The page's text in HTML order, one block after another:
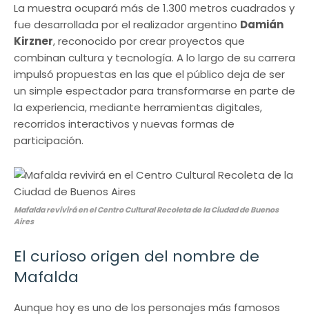
La muestra ocupará más de 1.300 metros cuadrados y
fue desarrollada por el realizador argentino Damián
Kirzner, reconocido por crear proyectos que
combinan cultura y tecnología. A lo largo de su carrera
impulsó propuestas en las que el público deja de ser
un simple espectador para transformarse en parte de
la experiencia, mediante herramientas digitales,
recorridos interactivos y nuevas formas de
participación.
Mafalda revivirá en el Centro Cultural Recoleta de la Ciudad de Buenos
Aires
El curioso origen del nombre de
Mafalda
Aunque hoy es uno de los personajes más famosos